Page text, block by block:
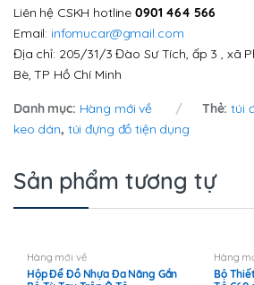
Liên hệ CSKH hotline0901 464 566
Email: infomucar@gmail.com
Địa chỉ: 205/31/3 Đào Sư Tích, ấp 3 , xã
Bè, TP Hồ Chí Minh
Danh mục: Hàng mới về Thẻ:túi
keo dán, túi đựng đồ tiện dụng
Sản phẩm tương tự
Hàng mới về
Hộp Để Đồ Nhựa Đa Năng Gắn
Hàng
Bộ